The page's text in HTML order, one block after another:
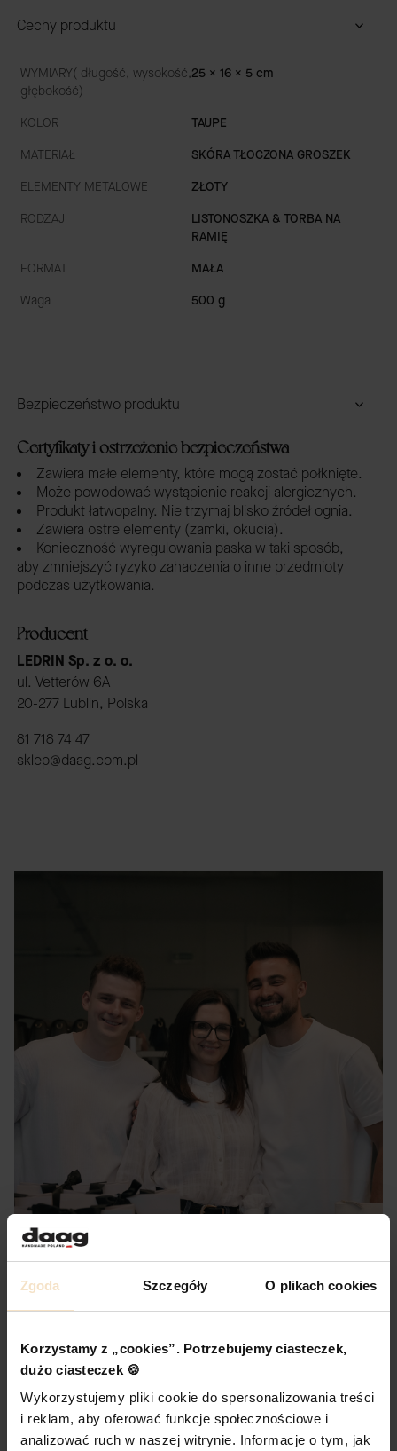
Zgoda Szczegóły O plikach cookies
Korzystamy z „cookies”. Potrzebujemy ciasteczek,
dużo ciasteczek 🍪
Wykorzystujemy pliki cookie do spersonalizowania treści
i reklam, aby oferować funkcje społecznościowe i
analizować ruch w naszej witrynie. Informacje o tym, jak
Cechy produktu
WYMIARY( długość, wysokość,
głębokość)
25 x 16 x 5 cm
KOLOR
TAUPE
MATERIAŁ
SKÓRA TŁOCZONA GROSZEK
ELEMENTY METALOWE
ZŁOTY
RODZAJ
LISTONOSZKA & TORBA NA
RAMIĘ
FORMAT
MAŁA
Waga
500 g
Bezpieczeństwo produktu
Certyfikaty i ostrzeżenie bezpieczeństwa
Zawiera małe elementy, które mogą zostać połknięte.
Może powodować wystąpienie reakcji alergicznych.
Produkt łatwopalny. Nie trzymaj blisko źródeł ognia.
Zawiera ostre elementy (zamki, okucia).
Konieczność wyregulowania paska w taki sposób,
aby zmniejszyć ryzyko zahaczenia o inne przedmioty
podczas użytkowania.
Producent
LEDRIN Sp. z o. o.
ul. Vetterów 6A
20-277 Lublin, Polska
81 718 74 47
sklep@daag.com.pl
Dlaczego Daag
Od 1993 roku projektujemy torebki w Polsce.